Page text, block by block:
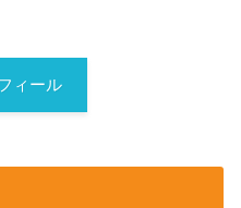
ィール